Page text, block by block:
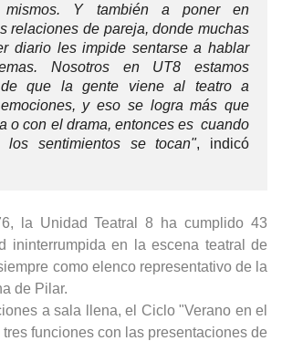
mismos. Y también a poner en
relaciones de pareja, donde muchas
diario les impide sentarse a hablar
Nosotros en UT8 estamos
de que la gente viene al teatro a
y eso se logra más que
o con el drama, entonces es cuando
sentimientos se tocan", indicó
la Unidad Teatral 8 ha cumplido 43
ininterrumpida en la escena teatral de
como elenco representativo de la
de Pilar.
a sala llena, el Ciclo "Verano en el
funciones con las presentaciones de